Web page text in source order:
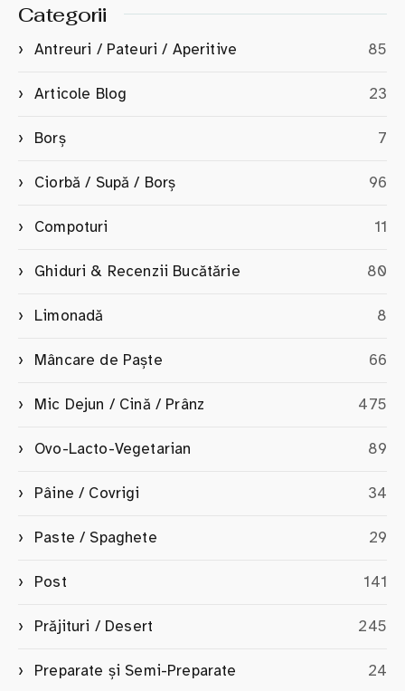
Categorii
Antreuri / Pateuri / Aperitive 85
Articole Blog 23
Borș 7
Ciorbă / Supă / Borș 96
Compoturi 11
Ghiduri & Recenzii Bucătărie 80
Limonadă 8
Mâncare de Paște 66
Mic Dejun / Cină / Prânz 475
Ovo-Lacto-Vegetarian 89
Pâine / Covrigi 34
Paste / Spaghete 29
Post 141
Prăjituri / Desert 245
Preparate și Semi-Preparate 24